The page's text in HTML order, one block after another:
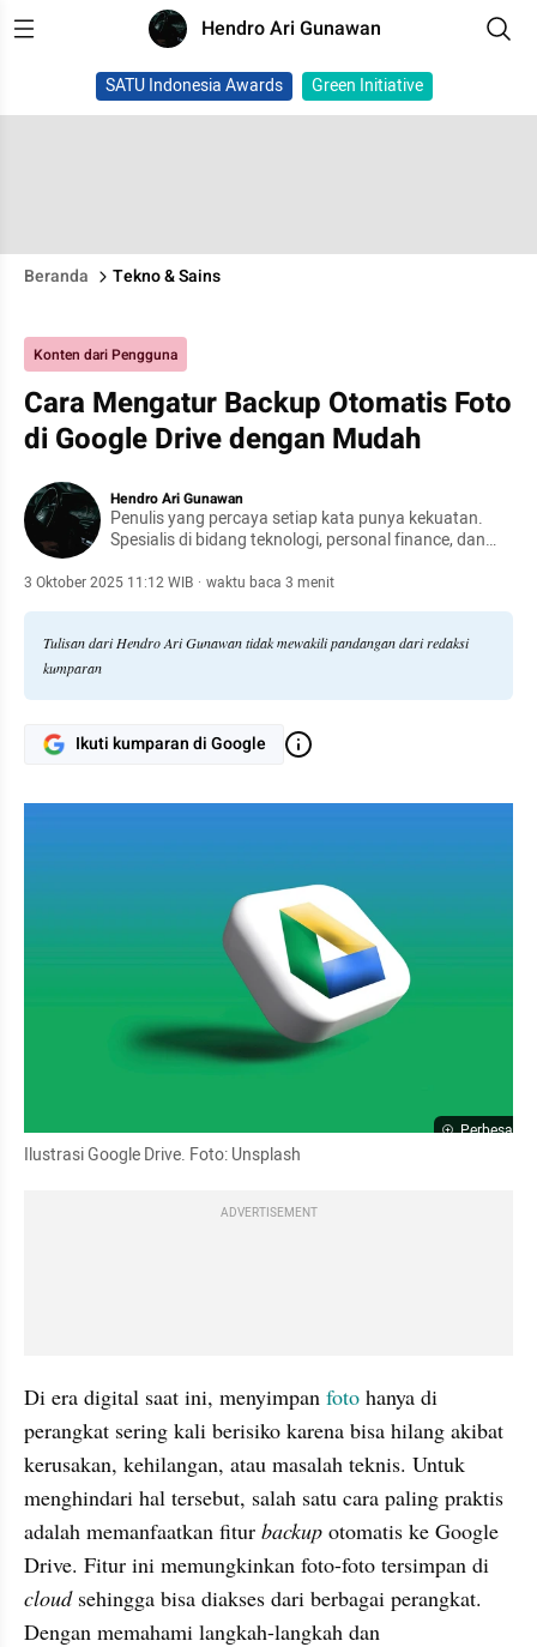
Hendro Ari Gunawan
SATU Indonesia Awards Green Initiative
Beranda Tekno & Sains
Konten dari Pengguna
Cara Mengatur Backup Otomatis Foto
di Google Drive dengan Mudah
Hendro Ari Gunawan
Penulis yang percaya setiap kata punya kekuatan.
Spesialis di bidang teknologi, personal finance, dan
3 Oktober 2025 11:12 WIB · waktu baca 3 menit
Tulisan dari Hendro Ari Gunawan tidak mewakili pandangan dari redaksi
kumparan
Ikuti kumparan di Google
Perbesar
Ilustrasi Google Drive. Foto: Unsplash
ADVERTISEMENT
Di era digital saat ini, menyimpan foto hanya di
perangkat sering kali berisiko karena bisa hilang akibat
kerusakan, kehilangan, atau masalah teknis. Untuk
menghindari hal tersebut, salah satu cara paling praktis
adalah memanfaatkan fitur backup otomatis ke Google
cloud sehingga bisa diakses dari berbagai perangkat.
Dengan memahami langkah-langkah dan